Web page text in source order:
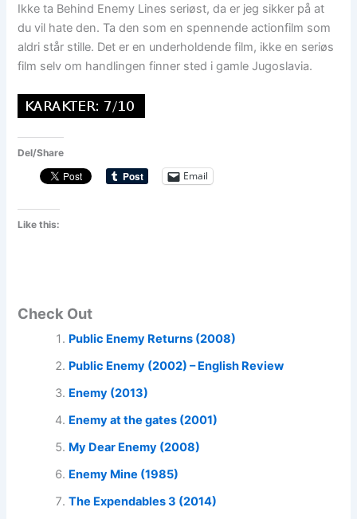
Ikke ta Behind Enemy Lines seriøst, da er jeg sikker på at
du vil hate den. Ta den som en spennende actionfilm som
aldri står stille. Det er en underholdende film, ikke en seriøs
film selv om handlingen finner sted i gamle Jugoslavia.
Del/Share
Email
Like this:
Check Out
Public Enemy Returns (2008)
Public Enemy (2002) – English Review
Enemy (2013)
Enemy at the gates (2001)
My Dear Enemy (2008)
Enemy Mine (1985)
The Expendables 3 (2014)